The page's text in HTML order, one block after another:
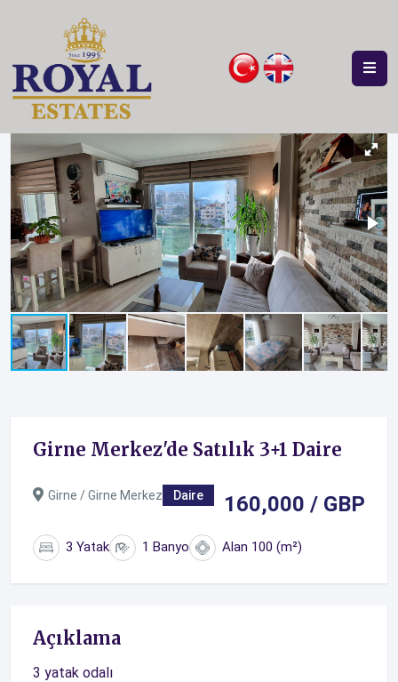
Girne Merkez'de Satılık 3+1 Daire
Girne / Girne Merkez Daire 160,000 / GBP
3 Yatak 1 Banyo Alan 100 (m²)
Açıklama
3 yatak odalı